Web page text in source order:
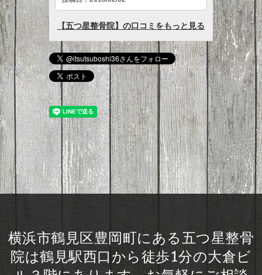
横浜市鶴見区豊岡町にある五つ星整骨
院は鶴見駅西口から徒歩1分の大倉ビ